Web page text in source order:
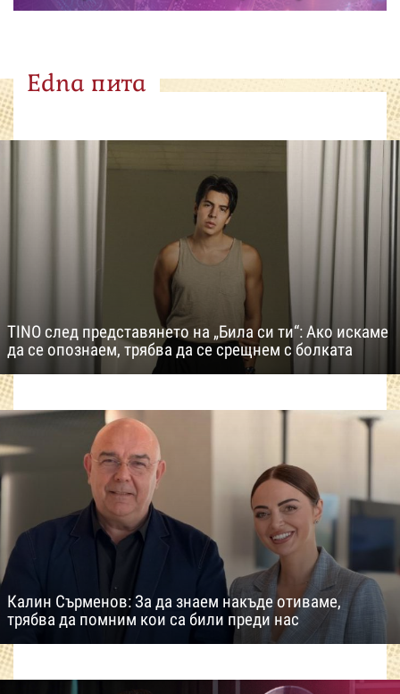
Edna пита
TINO след представянето на „Била си ти“: Ако искаме
да се опознаем, трябва да се срещнем с болката
Калин Сърменов: За да знаем накъде отиваме,
трябва да помним кои са били преди нас